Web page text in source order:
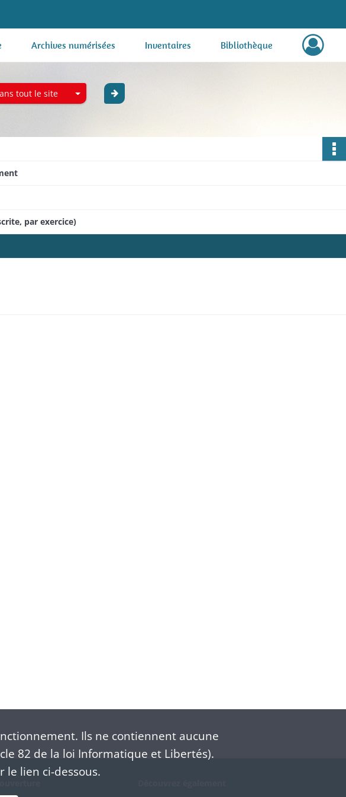
Archives numérisées Inventaires Bibliothèque
tout le site
par exercice)
Ils ne contiennent aucune
82 de la loi Informatique et Libertés).
le lien ci-dessous.